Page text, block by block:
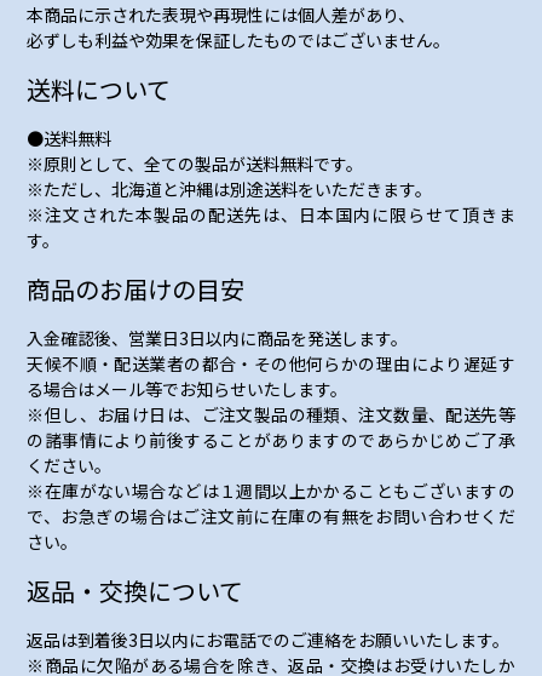
本商品に示された表現や再現性には個人差があり、
必ずしも利益や効果を保証したものではございません。
送料について
●送料無料
※原則として、全ての製品が送料無料です。
※ただし、北海道と沖縄は別途送料をいただきます。
※注文された本製品の配送先は、日本国内に限らせて頂きま
す。
商品のお届けの目安
入金確認後、営業日3日以内に商品を発送します。
天候不順・配送業者の都合・その他何らかの理由により遅延す
る場合はメール等でお知らせいたします。
※但し、お届け日は、ご注文製品の種類、注文数量、配送先等
の諸事情により前後することがありますのであらかじめご了承
ください。
※在庫がない場合などは１週間以上かかることもございますの
で、お急ぎの場合はご注文前に在庫の有無をお問い合わせくだ
さい。
返品・交換について
返品は到着後3日以内にお電話でのご連絡をお願いいたします。
※商品に欠陥がある場合を除き、返品・交換はお受けいたしか